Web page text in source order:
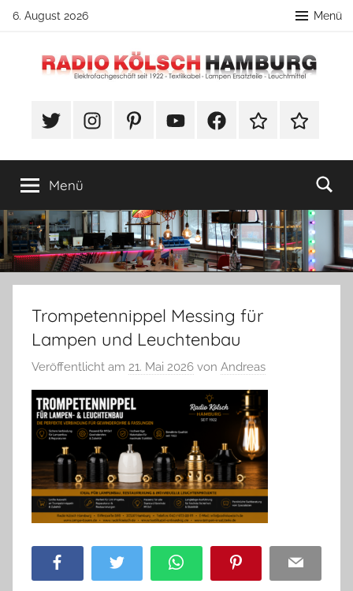
Zum
springen
6. August 2026 Menü
Radio
Hamburg
Lampenbau
#TwitterInstagramPinterestYouTubeFacebookTikTok Webshop
Menü
Trompetennippel Messing für
Lampen und Leuchtenbau
Veröffentlicht am 21. Mai 2026 von Andreas
Facebook Twitter WhatsApp Pinterest Email